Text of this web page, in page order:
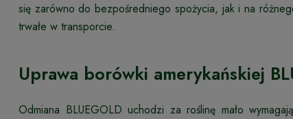
się zarówno do bezpośredniego spożycia, jak i na
trwałe w transporcie.
Uprawa borówki amerykańskiej
Odmiana BLUEGOLD uchodzi za roślinę mało